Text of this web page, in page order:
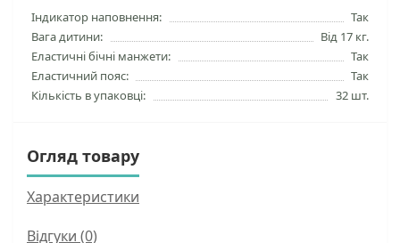
Індикатор наповнення:
Так
Вага дитини:
Від 17 кг.
Еластичні бічні манжети:
Так
Еластичний пояс:
Так
Кількість в упаковці:
32 шт.
Огляд товару
Характеристики
Відгуки (0)